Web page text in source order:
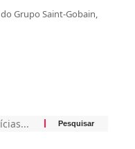
Grupo Saint-Gobain,